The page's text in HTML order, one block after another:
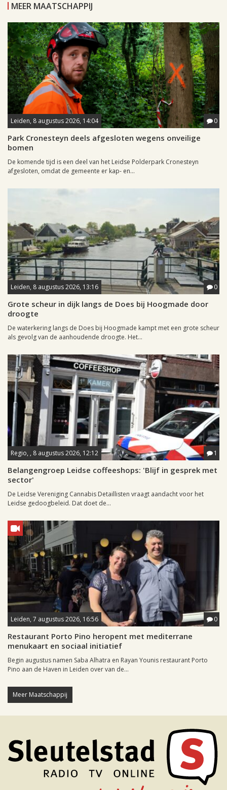
MEER MAATSCHAPPIJ
Leiden, 8 augustus 2026, 14:04 0
Park Cronesteyn deels afgesloten wegens onveilige
bomen
De komende tijd is een deel van het Leidse Polderpark Cronesteyn
afgesloten, omdat de gemeente er kap- en...
Leiden, 8 augustus 2026, 13:16 0
Grote scheur in dijk langs de Does bij Hoogmade door
droogte
De waterkering langs de Does bij Hoogmade kampt met een grote scheur
als gevolg van de aanhoudende droogte. Het...
Regio, , 8 augustus 2026, 12:12 1
Belangengroep Leidse coffeeshops: 'Blijf in gesprek met
sector'
De Leidse Vereniging Cannabis Detaillisten vraagt aandacht voor het
Leidse gedoogbeleid. Dat doet de...
Leiden, 7 augustus 2026, 16:56 0
Restaurant Porto Pino heropent met mediterrane
menukaart en sociaal initiatief
Begin augustus namen Saba Alhatra en Rayan Younis restaurant Porto
Pino aan de Haven in Leiden over van de...
Meer Maatschappij